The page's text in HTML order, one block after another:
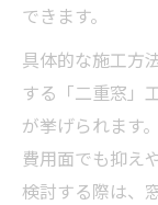
できます。
具体的な施工方
する「二重窓」
が挙げられます
費用面でも抑え
検討する際は、